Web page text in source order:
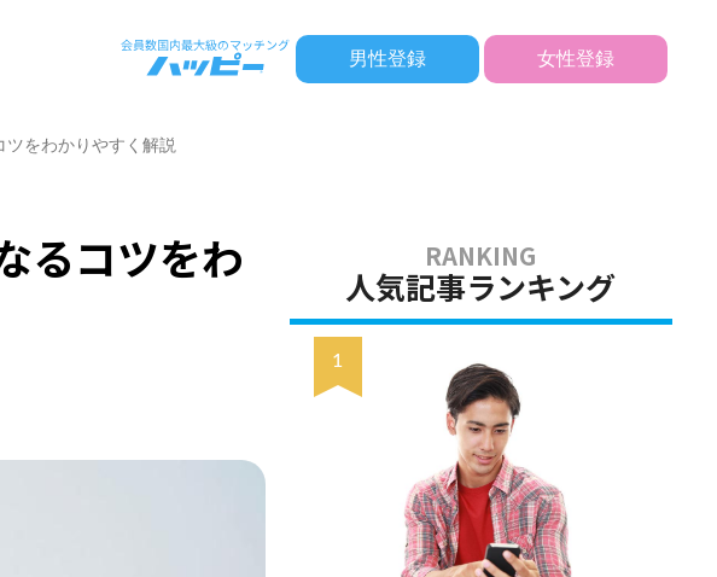
男性登録 女性登録
をわかりやすく解説
るコツをわ
人気記事ランキング